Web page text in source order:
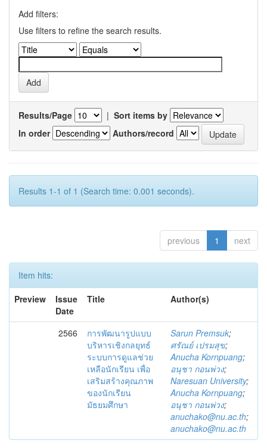
Add filters:
Use filters to refine the search results.
Results/Page | Sort items by
In order
Authors/record
Results 1-1 of 1 (Search time: 0.001 seconds).
previous 1 next
Item hits:
Preview
Issue
Date
Title Author(s)
2566
การพัฒนารูปแบบ
บริหารเชิงกลยุทธ์
ระบบการดูแลช่วย
เหลือนักเรียน เพื่อ
เสริมสร้างคุณภาพ
ของนักเรียน
มัธยมศึกษา
Sarun Premsuk;
ศรัณย์ เปรมสุข;
Anucha Kornpuang;
อนุชา กอนพ่วง;
Naresuan University;
Anucha Kornpuang;
อนุชา กอนพ่วง;
anuchako@nu.ac.th;
anuchako@nu.ac.th